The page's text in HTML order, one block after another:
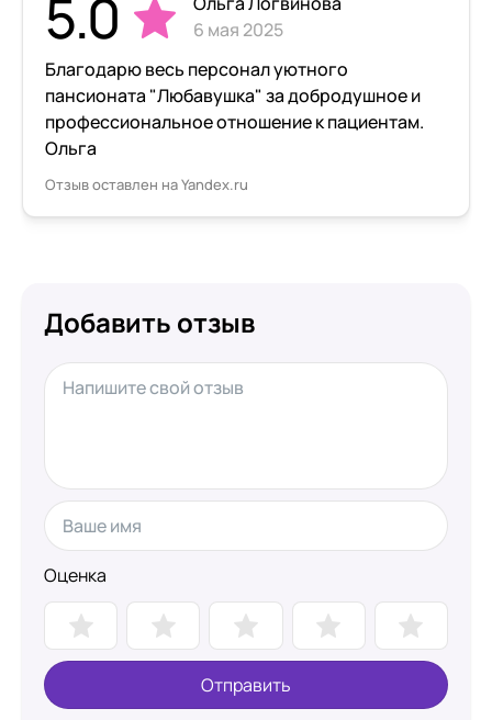
5.0
6 мая 2025
Благодарю весь персонал уютного
пансионата "Любавушка" за добродушное и
профессиональное отношение к пациентам.
Ольга
Отзыв оставлен на Yandex.ru
Добавить отзыв
Оценка
Отправить